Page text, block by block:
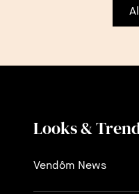
Looks &
Vendôm News